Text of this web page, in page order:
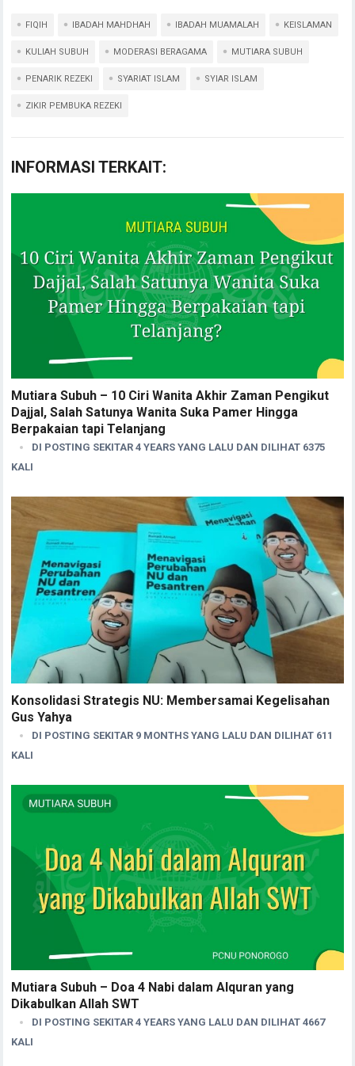
FIQIH IBADAH MAHDHAH IBADAH MUAMALAH KEISLAMAN
KULIAH SUBUH MODERASI BERAGAMA MUTIARA SUBUH
PENARIK REZEKI SYARIAT ISLAM SYIAR ISLAM
ZIKIR PEMBUKA REZEKI
INFORMASI TERKAIT:
Mutiara Subuh – 10 Ciri Wanita Akhir Zaman Pengikut
Dajjal, Salah Satunya Wanita Suka Pamer Hingga
Berpakaian tapi Telanjang
DI POSTING SEKITAR 4 YEARS YANG LALU DAN DILIHAT 6375
KALI
Konsolidasi Strategis NU: Membersamai Kegelisahan
Gus Yahya
DI POSTING SEKITAR 9 MONTHS YANG LALU DAN DILIHAT 611
KALI
Mutiara Subuh – Doa 4 Nabi dalam Alquran yang
Dikabulkan Allah SWT
DI POSTING SEKITAR 4 YEARS YANG LALU DAN DILIHAT 4667
KALI